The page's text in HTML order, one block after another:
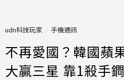
udn科技玩家 手機通訊
不再愛國？韓國蘋
大贏三星 靠1殺手